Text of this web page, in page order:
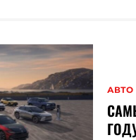
АВТО